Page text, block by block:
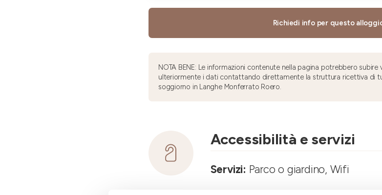
Richiedi info per questo
NOTA BENE: Le informazioni contenute nella pagina potrebbero subire
ulteriormente i dati contattando direttamente la struttura ricettiva di
soggiorno in Langhe Monferrato Roero.
Accessibilità e servizi
Servizi: Parco o giardino, Wifi